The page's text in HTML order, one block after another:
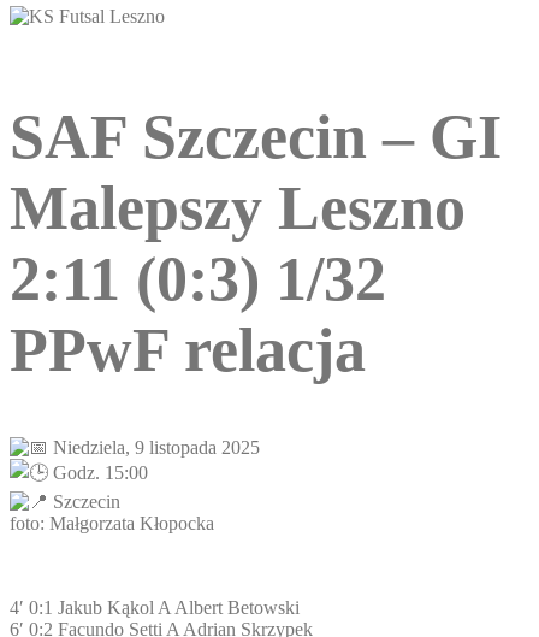
SAF Szczecin – GI
Malepszy Leszno
2:11 (0:3) 1/32
PPwF relacja
Niedziela, 9 listopada 2025
Godz. 15:00
Szczecin
foto: Małgorzata Kłopocka
4′ 0:1 Jakub Kąkol A Albert Betowski
6′ 0:2 Facundo Setti A Adrian Skrzypek